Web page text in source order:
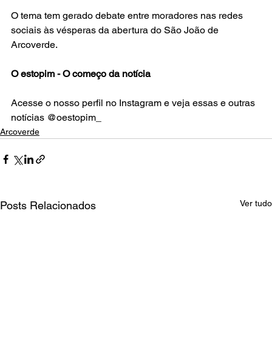
O tema tem gerado debate entre moradores nas redes
sociais às vésperas da abertura do São João de
Arcoverde.
O estopim - O começo da notícia
Acesse o nosso perfil no Instagram e veja essas e outras
notícias @oestopim_
Arcoverde
Posts Relacionados Ver tudo